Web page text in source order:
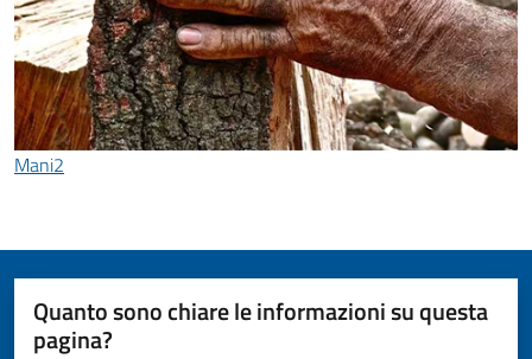
Mani2
Quanto sono chiare le informazioni su questa
pagina?